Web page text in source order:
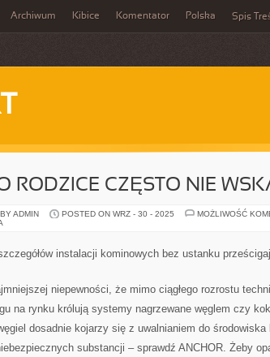
Archiwum Kibice Komentator Polska Spis
RODZICE CZĘSTO NIE
ADMIN POSTED ON WRZ - 30 - 2025 MOŻLIWOŚĆ
instalacji kominowych bez ustanku
niepewności, że mimo ciągłego rozrostu
na rynku królują systemy nagrzewane węglem czy
dosadnie kojarzy się z uwalnianiem do środowiska
substancji – sprawdź ANCHOR. Żeby